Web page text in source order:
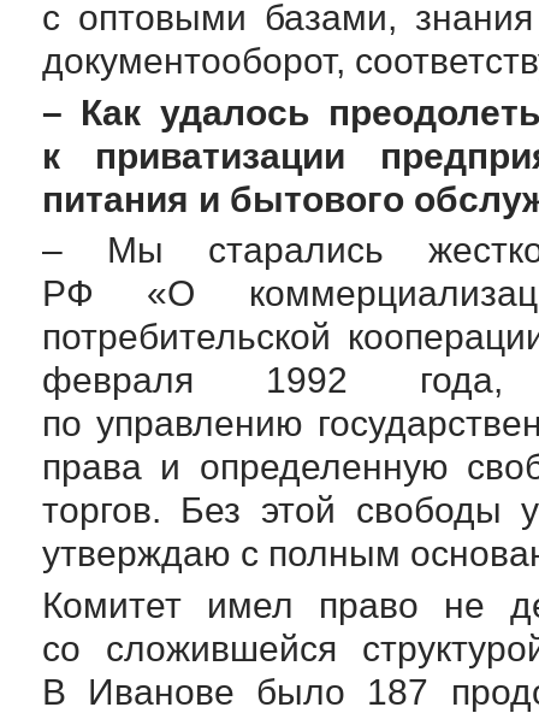
с оптовыми базами, знания
документооборот,
– Как удалось
к приватизации
питания и бытового
– Мы старались
РФ «О
потребительской
февраля 1992 года,
по управлению
права и определенную
торгов. Без этой свободы
утверждаю с полным
Комитет имел право не
со сложившейся
В Иванове было 187